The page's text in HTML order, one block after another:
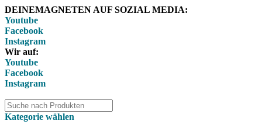
DEINEMAGNETEN AUF SOZIAL MEDIA:
Youtube
Facebook
Instagram
Wir auf:
Youtube
Facebook
Instagram
Kategorie wählen